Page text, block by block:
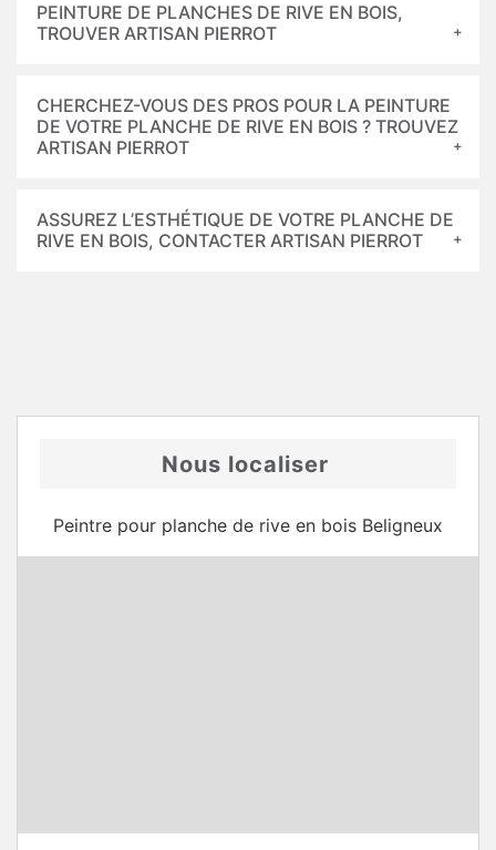
PEINTURE DE PLANCHES DE RIVE EN BOIS,
TROUVER ARTISAN PIERROT
CHERCHEZ-VOUS DES PROS POUR LA PEINTURE
DE VOTRE PLANCHE DE RIVE EN BOIS ? TROUVEZ
ARTISAN PIERROT
ASSUREZ L’ESTHÉTIQUE DE VOTRE PLANCHE DE
RIVE EN BOIS, CONTACTER ARTISAN PIERROT
Nous localiser
Peintre pour planche de rive en bois Beligneux